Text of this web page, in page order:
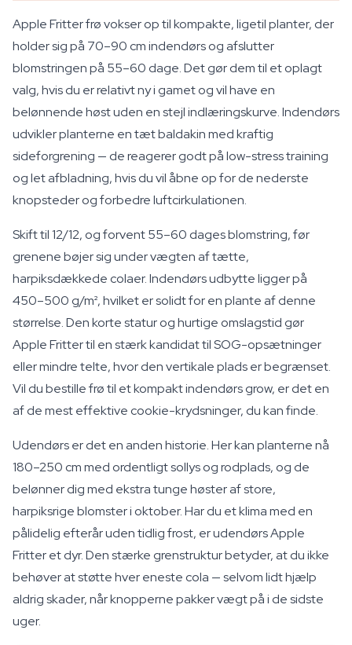
Apple Fritter frø vokser op til kompakte, ligetil planter, der
holder sig på 70–90 cm indendørs og afslutter
blomstringen på 55–60 dage. Det gør dem til et oplagt
valg, hvis du er relativt ny i gamet og vil have en
belønnende høst uden en stejl indlæringskurve. Indendørs
udvikler planterne en tæt baldakin med kraftig
sideforgrening — de reagerer godt på low-stress training
og let afbladning, hvis du vil åbne op for de nederste
knopsteder og forbedre luftcirkulationen.
Skift til 12/12, og forvent 55–60 dages blomstring, før
grenene bøjer sig under vægten af tætte,
harpiksdækkede colaer. Indendørs udbytte ligger på
450–500 g/m², hvilket er solidt for en plante af denne
størrelse. Den korte statur og hurtige omslagstid gør
Apple Fritter til en stærk kandidat til SOG-opsætninger
eller mindre telte, hvor den vertikale plads er begrænset.
Vil du bestille frø til et kompakt indendørs grow, er det en
af de mest effektive cookie-krydsninger, du kan finde.
Udendørs er det en anden historie. Her kan planterne nå
180–250 cm med ordentligt sollys og rodplads, og de
belønner dig med ekstra tunge høster af store,
harpiksrige blomster i oktober. Har du et klima med en
pålidelig efterår uden tidlig frost, er udendørs Apple
Fritter et dyr. Den stærke grenstruktur betyder, at du ikke
behøver at støtte hver eneste cola — selvom lidt hjælp
aldrig skader, når knopperne pakker vægt på i de sidste
uger.